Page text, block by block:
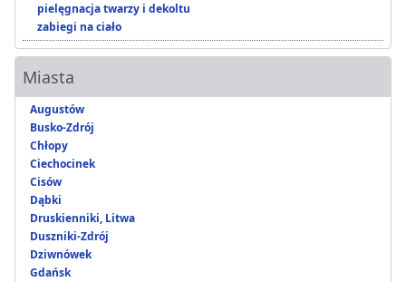
pielęgnacja twarzy i dekoltu
zabiegi na ciało
Miasta
Augustów
Busko-Zdrój
Chłopy
Ciechocinek
Cisów
Dąbki
Druskienniki, Litwa
Duszniki-Zdrój
Dziwnówek
Gdańsk